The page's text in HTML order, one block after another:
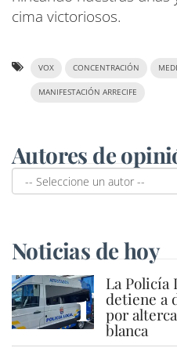
cima victoriosos.
VOX CONCENTRACIÓN
MANIFESTACIÓN ARRECIFE
Autores de
Noticias de hoy
1 La Policía
detiene a
por
blanca